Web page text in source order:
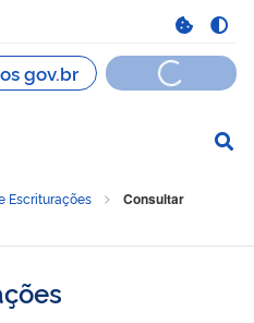
Escriturações
Consultar